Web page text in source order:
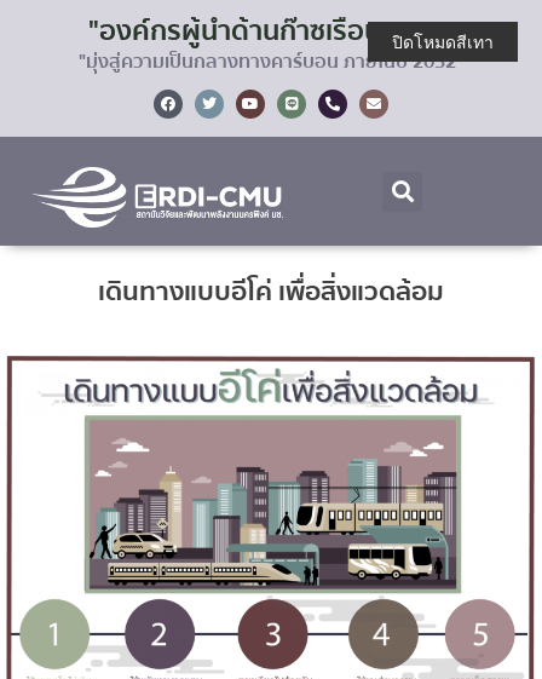
"องค์กรผู้นำด้านก๊าซเรือนกระจก
"มุ่งสู่ความเป็นกลางทางคาร์บอน ภายในปี 2032"
เดินทางแบบอีโค่ เพื่อสิ่งแวดล้อม
ปิดโหมดสีเทา